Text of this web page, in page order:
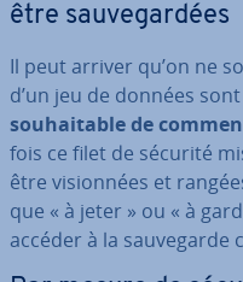
être sau­ve­gar­dées
Il peut arriver qu’on ne
d’un jeu de données
sou­hai­table de
fois ce filet de sécurité
être vi­sion­nées et
que « à jeter » ou « à
accéder à la sau­ve­garde